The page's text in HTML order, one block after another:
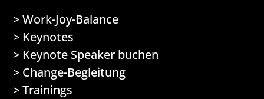
>Work-Joy-Balance
> Keynotes
> Keynote Speaker buchen
> Change-Begleitung
>Trainings